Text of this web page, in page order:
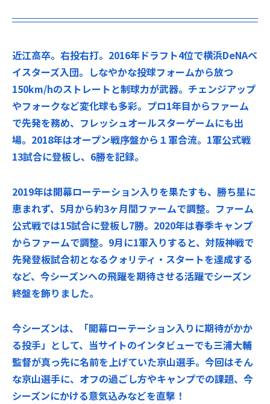
近江高卒。右投右打。2016年ドラフト4位で横浜DeNAベ
イスターズ入団。しなやかな投球フォームから放つ
150km/hのストレートと制球力が武器。チェンジアップ
やフォークなど変化球も多彩。プロ1年目からファーム
で先発を務め、フレッシュオールスターゲームにも出
場。2018年はオープン戦序盤から１軍合流。1軍公式戦
13試合に登板し、6勝を記録。
2019年は開幕ローテーション入りを果たすも、勝ち星に
恵まれず、5月から約3ヶ月間ファームで調整。ファーム
公式戦では15試合に登板し7勝。2020年は春季キャンプ
からファームで調整。9月に1軍入りすると、対阪神戦で
先発登板試合初となるクォリティ・スタートを達成する
など、今シーズンへの飛躍を期待させる活躍でシーズン
終盤を飾りました。
今シーズンは、「開幕ローテーション入りに期待がかか
る投手」として、当サイトのインタビューでも三浦大輔
監督が真っ先に名前を上げていた京山選手。今回はそん
な京山選手に、オフの過ごし方やキャンプでの課題、今
シーズンにかける意気込みなどを直撃！